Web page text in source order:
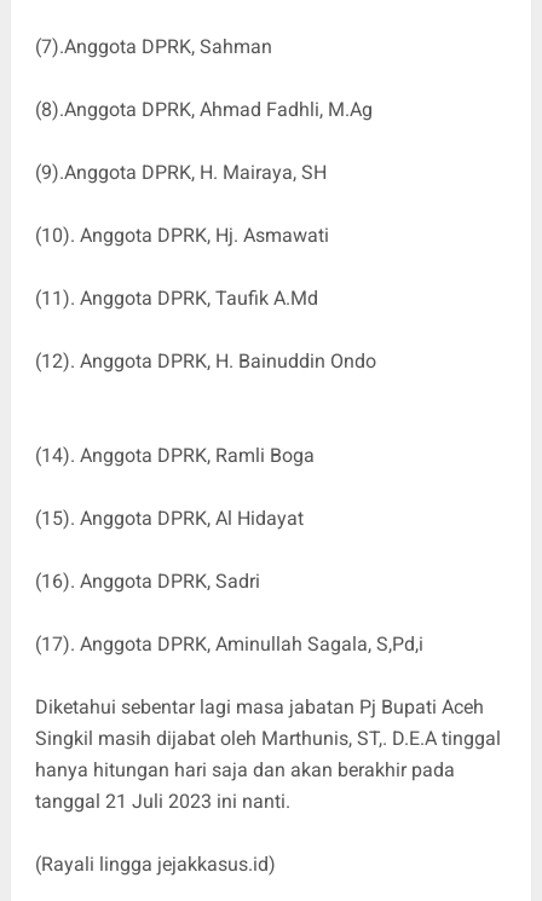
(7).Anggota DPRK, Sahman
(8).Anggota DPRK, Ahmad Fadhli, M.Ag
(9).Anggota DPRK, H. Mairaya, SH
(10). Anggota DPRK, Hj. Asmawati
(11). Anggota DPRK, Taufik A.Md
(12). Anggota DPRK, H. Bainuddin Ondo
(14). Anggota DPRK, Ramli Boga
(15). Anggota DPRK, Al Hidayat
(16). Anggota DPRK, Sadri
(17). Anggota DPRK, Aminullah Sagala, S,Pd,i
Diketahui sebentar lagi masa jabatan Pj Bupati Aceh
Singkil masih dijabat oleh Marthunis, ST,. D.E.A tinggal
hanya hitungan hari saja dan akan berakhir pada
tanggal 21 Juli 2023 ini nanti.
(Rayali lingga jejakkasus.id)